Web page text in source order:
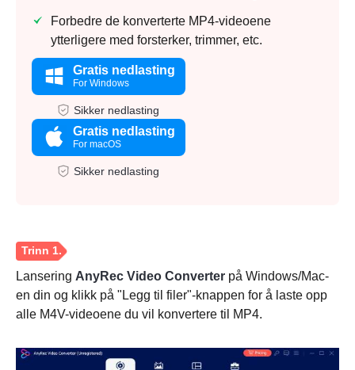
Forbedre de konverterte MP4-videoene
ytterligere med forsterker, trimmer, etc.
Gratis nedlasting
For Windows
Sikker nedlasting
Gratis nedlasting
For macOS
Sikker nedlasting
Lansering AnyRec Video Converter på Windows/Mac-
en din og klikk på "Legg til filer"-knappen for å laste opp
alle M4V-videoene du vil konvertere til MP4.